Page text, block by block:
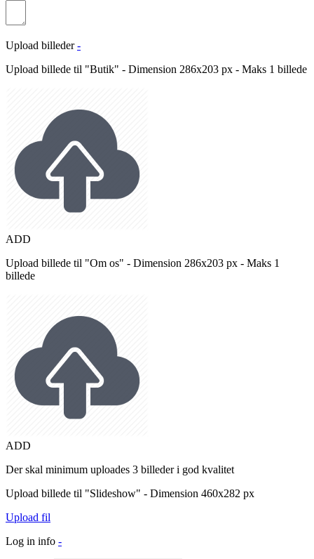
Upload billeder -
Upload billede til "Butik" - Dimension 286x203 px - Maks 1 billede
ADD
Upload billede til "Om os" - Dimension 286x203 px - Maks 1
billede
ADD
Der skal minimum uploades 3 billeder i god kvalitet
Upload billede til "Slideshow" - Dimension 460x282 px
Upload fil
Log in info -